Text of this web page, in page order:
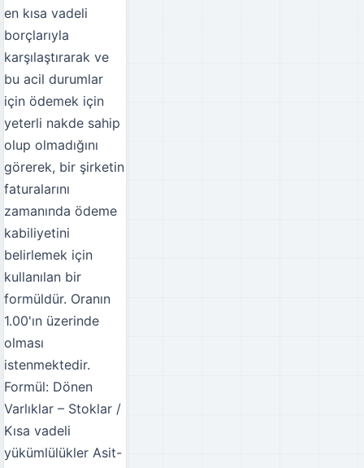
en kısa vadeli
borçlarıyla
karşılaştırarak ve
bu acil durumlar
için ödemek için
yeterli nakde sahip
olup olmadığını
görerek, bir şirketin
faturalarını
zamanında ödeme
kabiliyetini
belirlemek için
kullanılan bir
formüldür. Oranın
1.00'ın üzerinde
olması
istenmektedir.
Formül: Dönen
Varlıklar – Stoklar /
Kısa vadeli
yükümlülükler Asit-